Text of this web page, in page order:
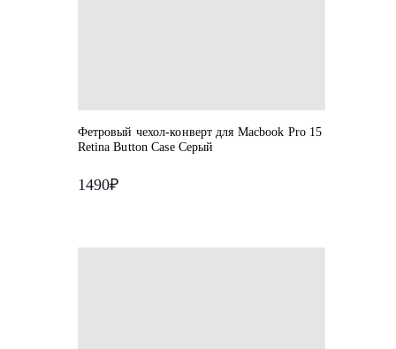
Фетровый чехол-конверт для Macbook Pro 15
Retina Button Case Серый
1490₽